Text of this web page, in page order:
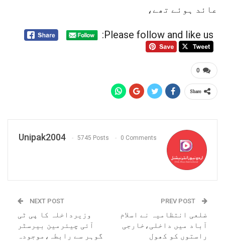
عائد ہوئے تھے،
Please follow and like us:
0
Share
Unipak2004 5745 Posts 0 Comments
ضلعی انتظامیہ نے اسلام
آباد میں داخلی،خارجی
راستوں کو کھول
NEXT POST
وزیرداخلہ کا پی ٹی
آئی چیئرمین بیرسٹر
گوہر سے رابطہ،موجودہ